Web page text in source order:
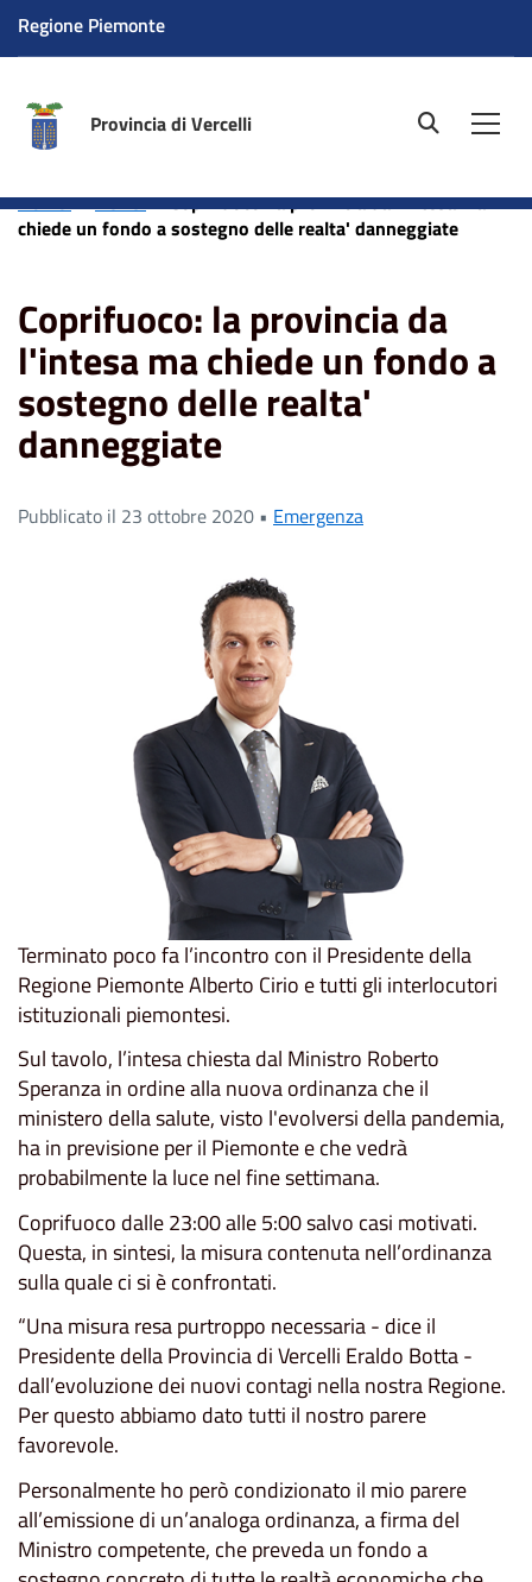
Regione Piemonte
Provincia di Vercelli site.searc
Home News
Coprifuoco: la provincia da l'intesa ma
chiede un fondo a sostegno delle realta' danneggiate
Coprifuoco: la provincia da
l'intesa ma chiede un fondo a
sostegno delle realta'
danneggiate
Pubblicato il 23 ottobre 2020 • Emergenza
Terminato poco fa l’incontro con il Presidente della
Regione Piemonte Alberto Cirio e tutti gli interlocutori
istituzionali piemontesi.
Sul tavolo, l’intesa chiesta dal Ministro Roberto
Speranza in ordine alla nuova ordinanza che il
ministero della salute, visto l'evolversi della pandemia,
ha in previsione per il Piemonte e che vedrà
probabilmente la luce nel fine settimana.
Coprifuoco dalle 23:00 alle 5:00 salvo casi motivati.
Questa, in sintesi, la misura contenuta nell’ordinanza
sulla quale ci si è confrontati.
“Una misura resa purtroppo necessaria - dice il
Presidente della Provincia di Vercelli Eraldo Botta -
dall’evoluzione dei nuovi contagi nella nostra Regione.
Per questo abbiamo dato tutti il nostro parere
favorevole.
Personalmente ho però condizionato il mio parere
all’emissione di un’analoga ordinanza, a firma del
Ministro competente, che preveda un fondo a